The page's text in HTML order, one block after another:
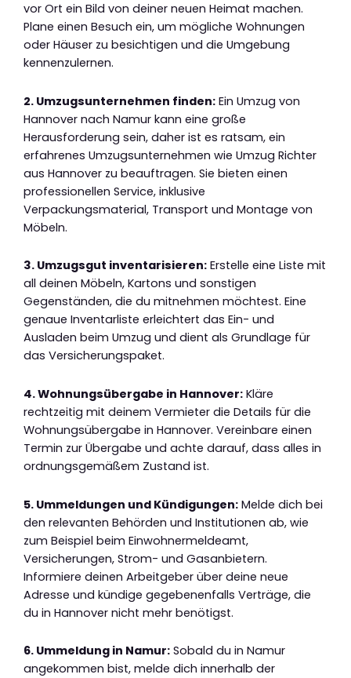
vor Ort ein Bild von deiner neuen Heimat machen.
Plane einen Besuch ein, um mögliche Wohnungen
oder Häuser zu besichtigen und die Umgebung
kennenzulernen.
2. Umzugsunternehmen finden: Ein Umzug von
Hannover nach Namur kann eine große
Herausforderung sein, daher ist es ratsam, ein
erfahrenes Umzugsunternehmen wie Umzug Richter
aus Hannover zu beauftragen. Sie bieten einen
professionellen Service, inklusive
Verpackungsmaterial, Transport und Montage von
Möbeln.
3. Umzugsgut inventarisieren: Erstelle eine Liste mit
all deinen Möbeln, Kartons und sonstigen
Gegenständen, die du mitnehmen möchtest. Eine
genaue Inventarliste erleichtert das Ein- und
Ausladen beim Umzug und dient als Grundlage für
das Versicherungspaket.
4. Wohnungsübergabe in Hannover: Kläre
rechtzeitig mit deinem Vermieter die Details für die
Wohnungsübergabe in Hannover. Vereinbare einen
Termin zur Übergabe und achte darauf, dass alles in
ordnungsgemäßem Zustand ist.
5. Ummeldungen und Kündigungen: Melde dich bei
den relevanten Behörden und Institutionen ab, wie
zum Beispiel beim Einwohnermeldeamt,
Versicherungen, Strom- und Gasanbietern.
Informiere deinen Arbeitgeber über deine neue
Adresse und kündige gegebenenfalls Verträge, die
du in Hannover nicht mehr benötigst.
6. Ummeldung in Namur: Sobald du in Namur
angekommen bist, melde dich innerhalb der